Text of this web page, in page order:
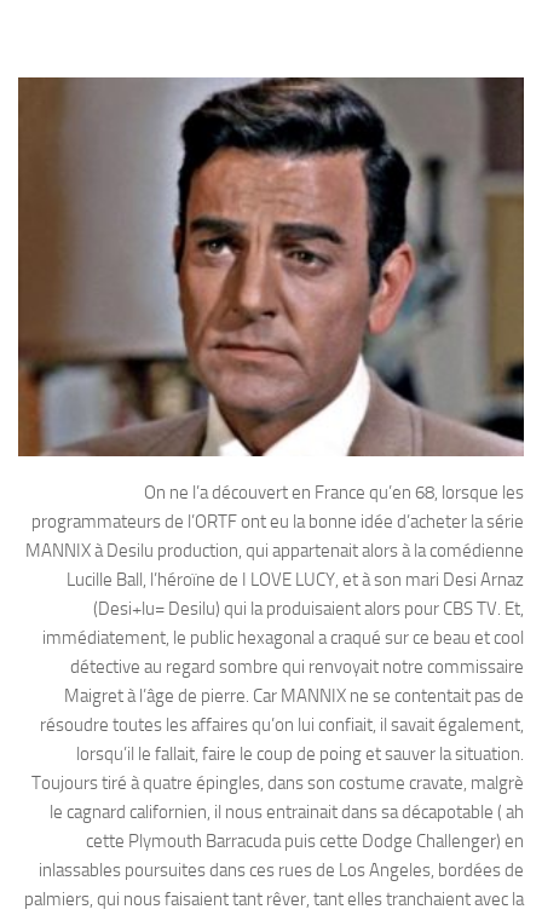
On ne l’a découvert en France qu’en 68, lorsque les
programmateurs de l’ORTF ont eu la bonne idée d’acheter la série
MANNIX à Desilu production, qui appartenait alors à la comédienne
Lucille Ball, l’héroïne de I LOVE LUCY, et à son mari Desi Arnaz
(Desi+lu= Desilu) qui la produisaient alors pour CBS TV. Et,
immédiatement, le public hexagonal a craqué sur ce beau et cool
détective au regard sombre qui renvoyait notre commissaire
Maigret à l’âge de pierre. Car MANNIX ne se contentait pas de
résoudre toutes les affaires qu’on lui confiait, il savait également,
lorsqu’il le fallait, faire le coup de poing et sauver la situation.
Toujours tiré à quatre épingles, dans son costume cravate, malgrè
le cagnard californien, il nous entrainait dans sa décapotable ( ah
cette Plymouth Barracuda puis cette Dodge Challenger) en
inlassables poursuites dans ces rues de Los Angeles, bordées de
palmiers, qui nous faisaient tant rêver, tant elles tranchaient avec la